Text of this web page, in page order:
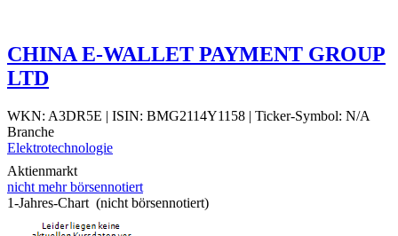
CHINA E-WALLET PAYMENT GROUP
LTD
WKN: A3DR5E | ISIN: BMG2114Y1158 | Ticker-Symbol: N/A
Branche
Elektrotechnologie
Aktienmarkt
nicht mehr börsennotiert
1-Jahres-Chart (nicht börsennotiert)